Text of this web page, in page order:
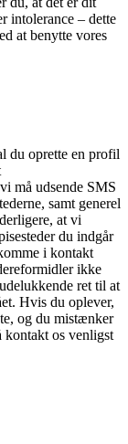
intolerance – dette
at benytte vores
du oprette en profil
må udsende SMS
samt generel
at vi
du indgår
i kontakt
ikke
ret til at
Hvis du oplever,
og du mistænker
kontakt os venligst